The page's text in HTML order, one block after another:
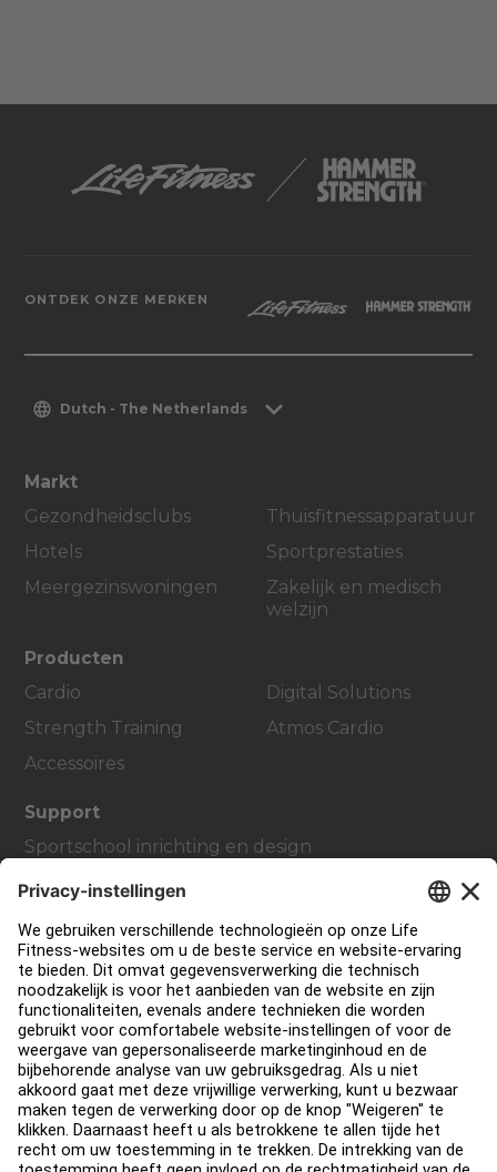
ONTDEK ONZE MERKEN
Dutch - The Netherlands
Markt
Gezondheidsclubs
Hotels
Meergezinswoningen
Thuisfitnessapparatuur
Sportprestaties
Zakelijk en medisch
welzijn
Producten
Cardio
Strength Training
Accessoires
Digital Solutions
Atmos Cardio
Support
Sportschool inrichting en design
Service Hub
Over
Vind een distributeur
Zoek een Winkel
Legaal
Toegankelijkheid
Carrière